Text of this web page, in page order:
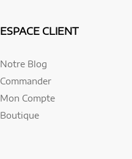
ESPACE CLIENT
Notre Blog
Commander
Mon Compte
Boutique